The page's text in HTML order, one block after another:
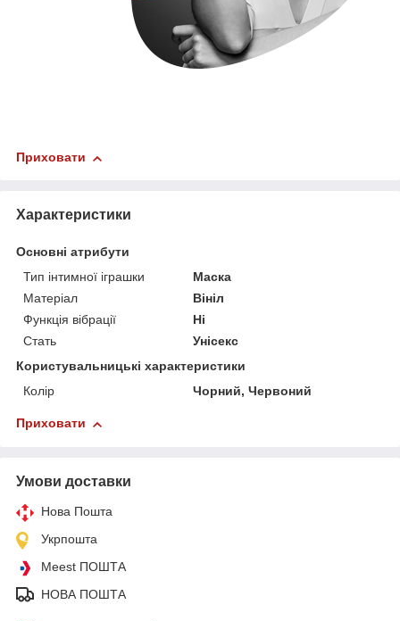
Приховати
Характеристики
Основні атрибути
Тип інтимної іграшки
Маска
Матеріал
Вініл
Функція вібрації
Ні
Стать
Унісекс
Користувальницькі характеристики
Колір
Чорний, Червоний
Приховати
Умови доставки
Нова Пошта
Укрпошта
Meest ПОШТА
НОВА ПОШТА